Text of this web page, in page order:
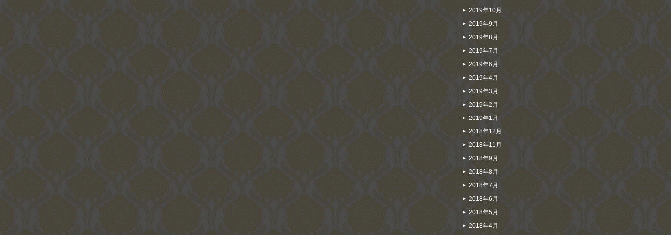
2019年10月
2019年9月
2019年8月
2019年7月
2019年6月
2019年4月
2019年3月
2019年2月
2019年1月
2018年12月
2018年11月
2018年9月
2018年8月
2018年7月
2018年6月
2018年5月
2018年4月